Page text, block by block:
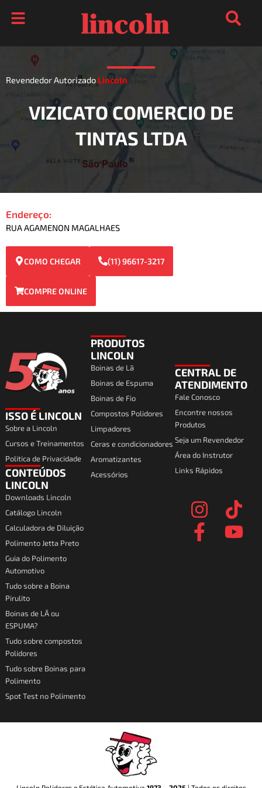
para
conteúdo
Revendedor Autorizado Lincoln
VIZICATO COMERCIO DE
TINTAS LTDA
Endereço:
RUA AGAMENON MAGALHAES
COMO CHEGAR (11) 96617-3217
COMPRE ONLINE
ISSO É LINCOLN
Sobre a Lincoln
Cursos e Treinamentos
Politica de Privacidade
CONTEÚDOS
LINCOLN
Downloads Lincoln
Catálogo Lincoln
Calculadora de Diluição
Polimento Jetta Preto
Guia do Polimento
Automotivo
Tudo sobre a Boina
Pirulito
Boinas de LÃ ou
ESPUMA?
Tudo sobre compostos
Polidores
Tudo sobre Boinas para
Polimento
Spot Test no Polimento
PRODUTOS
LINCOLN
Boinas de Lã
Boinas de Espuma
Boinas de Fio
Compostos Polidores
Limpadores
Ceras e condicionadores
Aromatizantes
Acessórios
CENTRAL DE
ATENDIMENTO
Fale Conosco
Encontre nossos
Produtos
Seja um Revendedor
Área do Instrutor
Links Rápidos
n
s
t
i
k
t
a
c
e
o
u
t